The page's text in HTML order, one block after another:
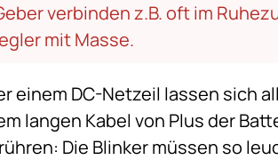
verbinden z.B. oft im
mit Masse.
einem DC-Netzeil lassen sich
langen Kabel von Plus der
Die Blinker müssen so